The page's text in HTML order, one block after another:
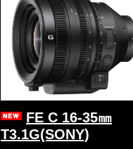
FE C 16-35㎜
T3.1G(SONY)